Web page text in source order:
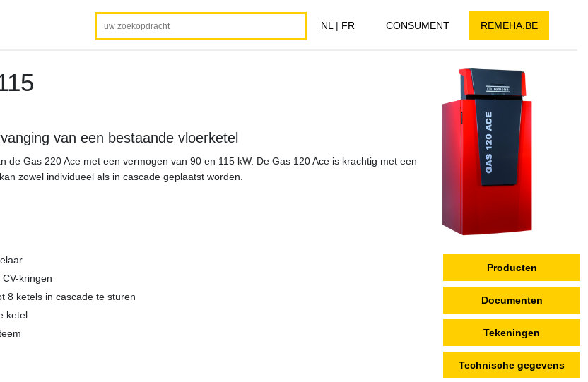
NL | FR CONSUMENT REMEHA.BE
van een bestaande vloerketel
de Gas 220 Ace met een vermogen van 90 en 115 kW. De Gas 120 Ace is krachtig met een
zowel individueel als in cascade geplaatst worden.
kringen
8 ketels in cascade te sturen
ketel
Producten
Documenten
Tekeningen
Technische gegevens